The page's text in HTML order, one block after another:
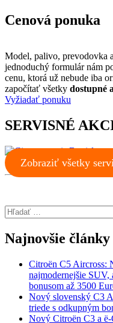
Cenová ponuka
Model, palivo, prevodovka
jednoduchý formulár nám
cenu, ktorá už nebude iba
započítať všetky dostupné
Vyžiadať ponuku
SERVISNÉ
Zobraziť všetky
Hľadať:
Najnovšie články
Citroën C5 Aircross:
najmodernejšie
bonusom až 3500
Nový slovenský C3
triede s odkupným
Nový Citroën C3 a